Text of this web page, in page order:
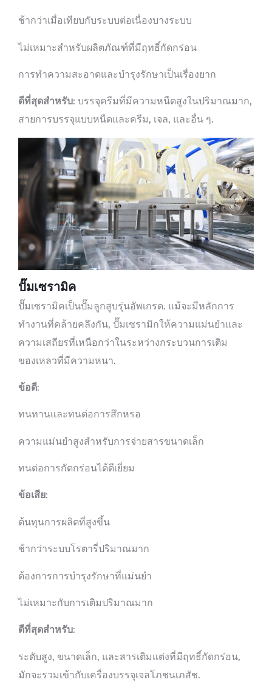
ช้ากว่าเมื่อเทียบกับระบบต่อเนื่องบางระบบ
ไม่เหมาะสำหรับผลิตภัณฑ์ที่มีฤทธิ์กัดกร่อน
การทำความสะอาดและบำรุงรักษาเป็นเรื่องยาก
ดีที่สุดสำหรับ: บรรจุครีมที่มีความหนืดสูงในปริมาณมาก,
สายการบรรจุแบบหนืดและครีม, เจล, และอื่น ๆ.
ปั๊มเซรามิค
ปั๊มเซรามิคเป็นปั๊มลูกสูบรุ่นอัพเกรด. แม้จะมีหลักการ
ทำงานที่คล้ายคลึงกัน, ปั๊มเซรามิกให้ความแม่นยำและ
ความเสถียรที่เหนือกว่าในระหว่างกระบวนการเติม
ของเหลวที่มีความหนา.
ข้อดี:
ทนทานและทนต่อการสึกหรอ
ความแม่นยำสูงสำหรับการจ่ายสารขนาดเล็ก
ทนต่อการกัดกร่อนได้ดีเยี่ยม
ข้อเสีย:
ต้นทุนการผลิตที่สูงขึ้น
ช้ากว่าระบบโรตารี่ปริมาณมาก
ต้องการการบำรุงรักษาที่แม่นยำ
ไม่เหมาะกับการเติมปริมาณมาก
ดีที่สุดสำหรับ:
ระดับสูง, ขนาดเล็ก, และสารเติมแต่งที่มีฤทธิ์กัดกร่อน,
มักจะรวมเข้ากับเครื่องบรรจุเจลโภชนเภสัช.